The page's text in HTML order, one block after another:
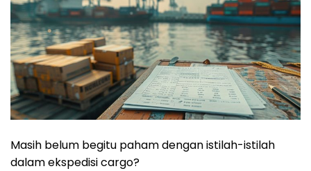
Masih belum begitu paham dengan istilah-istilah
dalam ekspedisi cargo?